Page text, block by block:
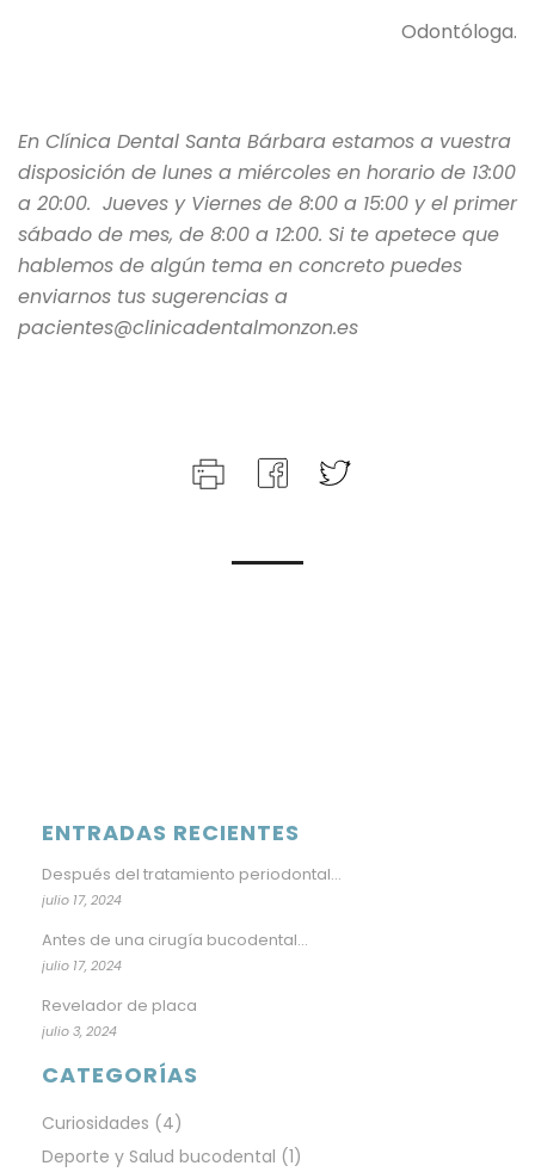
Odontóloga.
En Clínica Dental Santa Bárbara estamos a vuestra
disposición de lunes a miércoles en horario de 13:00
a 20:00. Jueves y Viernes de 8:00 a 15:00 y el primer
sábado de mes, de 8:00 a 12:00. Si te apetece que
hablemos de algún tema en concreto puedes
enviarnos tus sugerencias a
pacientes@clinicadentalmonzon.es
ENTRADAS RECIENTES
Después del tratamiento periodontal…
julio 17, 2024
Antes de una cirugía bucodental…
julio 17, 2024
Revelador de placa
julio 3, 2024
CATEGORÍAS
Curiosidades (4)
Deporte y Salud bucodental (1)